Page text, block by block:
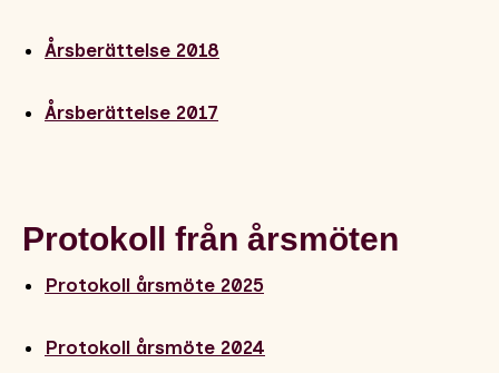
Årsberättelse 2018
Årsberättelse 2017
Protokoll från årsmöten
Protokoll årsmöte 2025
Protokoll årsmöte 2024